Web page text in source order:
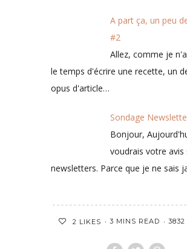
A part ça, un peu
#2
Allez, comme je
le temps d'écrire une recette, un
opus d'article…
Sondage
Bonjour,
voudrais votre avis
newsletters. Parce que je ne sais
2 LIKES 3 MINS READ 3832